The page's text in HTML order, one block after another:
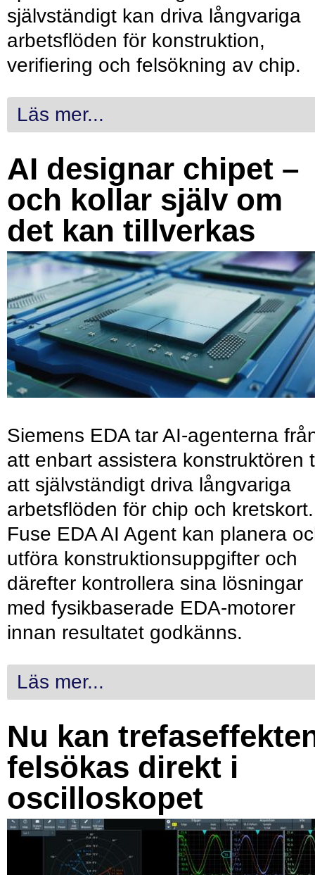
självständigt kan driva långvariga
arbetsflöden för konstruktion,
verifiering och felsökning av chip.
Läs mer...
AI designar chipet –
och kollar själv om
det kan tillverkas
Siemens EDA tar AI-agenterna
att enbart assistera konstruktören
att självständigt driva långvariga
arbetsflöden för chip och kretskort.
Fuse EDA AI Agent kan planera
utföra konstruktionsuppgifter och
därefter kontrollera sina lösningar
med fysikbaserade EDA-motorer
innan resultatet godkänns.
Läs mer...
Nu kan
felsökas direkt i
oscilloskopet